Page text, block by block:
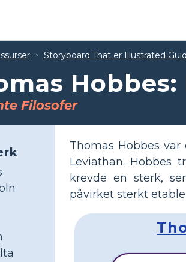
Storyboard That er Illustrated
Filosofer
Thomas Hobbes
Leviathan. Hobbes
krevde en sterk,
påvirket sterkt